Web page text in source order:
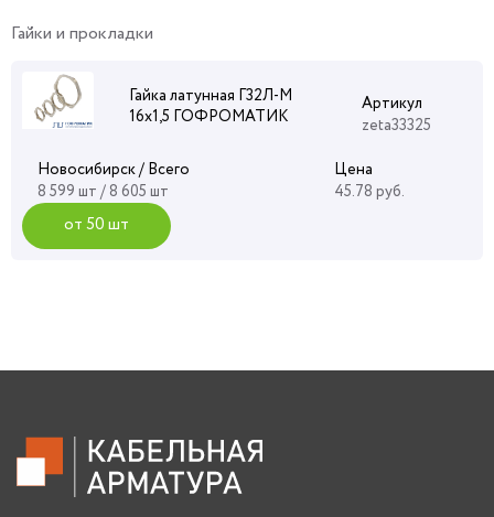
Гайки и прокладки
Гайка латунная Г32Л-М
16х1,5 ГОФРОМАТИК
Артикул
zeta33325
Новосибирск / Всего
8 599 шт / 8 605 шт
Цена
45.78 руб.
от 50 шт